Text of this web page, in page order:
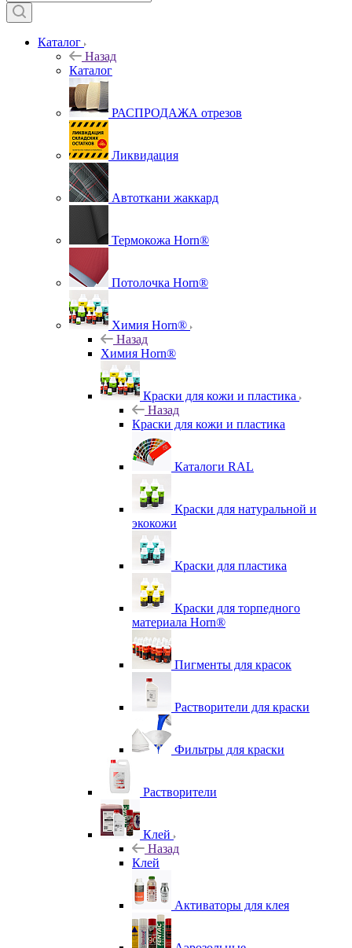
Каталог
Назад
Каталог
РАСПРОДАЖА отрезов
Ликвидация
Автоткани жаккард
Термокожа Horn®
Потолочка Horn®
Химия Horn®
Назад
Химия Horn®
Краски для кожи и пластика
Назад
Краски для кожи и пластика
Каталоги RAL
Краски для натуральной и
экокожи
Краски для пластика
Краски для торпедного
материала Horn®
Пигменты для красок
Растворители для краски
Фильтры для краски
Растворители
Клей
Назад
Клей
Активаторы для клея